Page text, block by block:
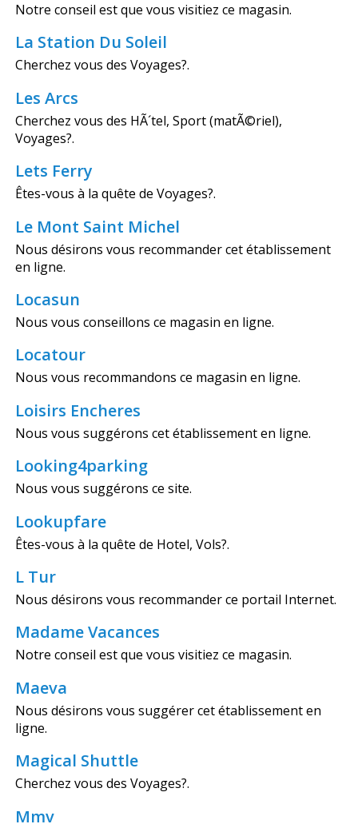
Notre conseil est que vous visitiez ce magasin.
La Station Du Soleil
Cherchez vous des Voyages?.
Les Arcs
Cherchez vous des HÃ´tel, Sport (matÃ©riel),
Voyages?.
Lets Ferry
Êtes-vous à la quête de Voyages?.
Le Mont Saint Michel
Nous désirons vous recommander cet établissement
en ligne.
Locasun
Nous vous conseillons ce magasin en ligne.
Locatour
Nous vous recommandons ce magasin en ligne.
Loisirs Encheres
Nous vous suggérons cet établissement en ligne.
Looking4parking
Nous vous suggérons ce site.
Lookupfare
Êtes-vous à la quête de Hotel, Vols?.
L Tur
Nous désirons vous recommander ce portail Internet.
Madame Vacances
Notre conseil est que vous visitiez ce magasin.
Maeva
Nous désirons vous suggérer cet établissement en
ligne.
Magical Shuttle
Cherchez vous des Voyages?.
Mmv